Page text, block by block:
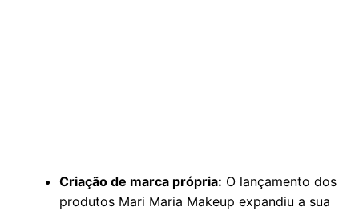
Criação de marca própria: O lançamento dos
produtos Mari Maria Makeup expandiu a sua